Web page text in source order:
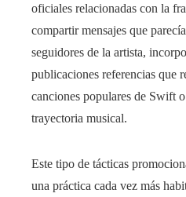
oficiales relacionadas con la
compartir mensajes que
seguidores de la artista,
publicaciones referencias que
canciones populares de Swift
trayectoria musical.
Este tipo de tácticas
una práctica cada vez más